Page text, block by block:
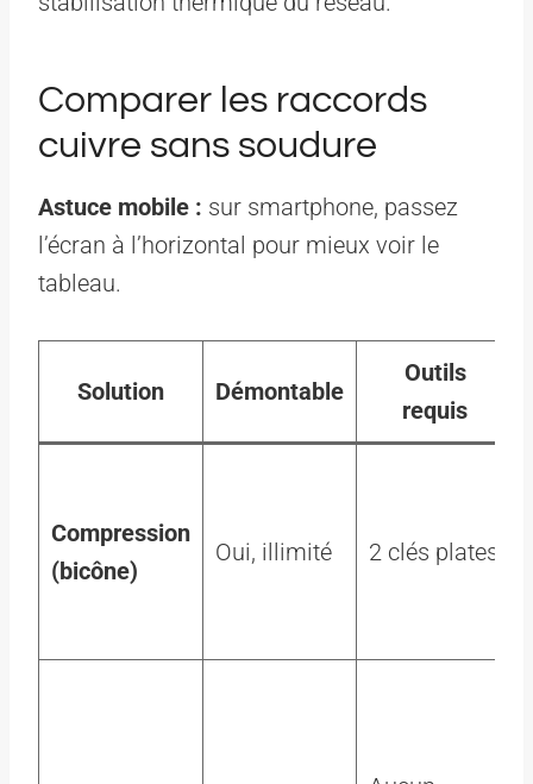
Comparer les raccords
cuivre sans soudure
Astuce mobile : sur smartphone, passez
l’écran à l’horizontal pour mieux voir le
tableau.
Solution Démontable
Outils
requis
Compression
(bicône)
Oui, illimité 2 clés plates